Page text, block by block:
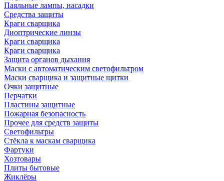
Паяльные лампы, насадки
Средства защиты
Краги сварщика
Диоптрические линзы
Краги сварщика
Краги сварщика
Защита органов дыхания
Маски с автоматическим светофильтром
Маски сварщика и защитные щитки
Очки защитные
Перчатки
Пластины защитные
Пожарная безопасность
Прочее для средств защиты
Светофильтры
Стёкла к маскам сварщика
Фартуки
Хозтовары
Плиты бытовые
Жиклёры